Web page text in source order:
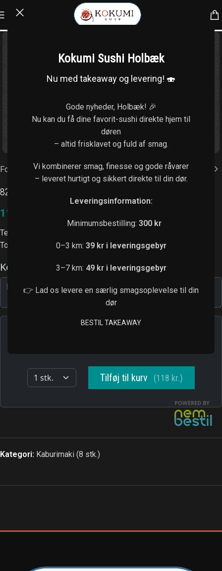
Kokumi Sushi Holbæk
Nu med takeaway og levering! 🍣
Gode nyheder, Holbæk! 🎉
Nu kan du få dine favorit-sushi direkte hjem til
døren
– altid frisklavet og fuld af smag.
Vi kombinerer smag, finesse og gode råvarer
– leveret hurtigt og sikkert direkte til din dør.
Leveringsinformation:
Minimumsbestilling: 300 kr
0–3 km: 39 kr i leveringsgebyr
3–7 km: 49 kr i leveringsgebyr
👉 Lad os levere en særlig smagsoplevelse til din
dør
BESTIL TAKEAWAY
Forside Kaburimaki (8 stk.)
82. Happy vega
118,00
Tempura asparges, avocado, agurk
Toppet med teriyakisauce og sesam
Kategori: Kaburimaki (8 stk.)